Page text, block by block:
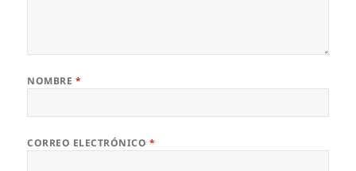
NOMBRE *
CORREO ELECTRÓNICO *